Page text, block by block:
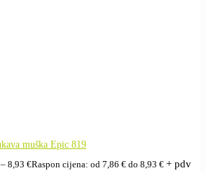
muška Epic 819
– 8,93 €Raspon cijena: od 7,86 € do 8,93 € + pdv